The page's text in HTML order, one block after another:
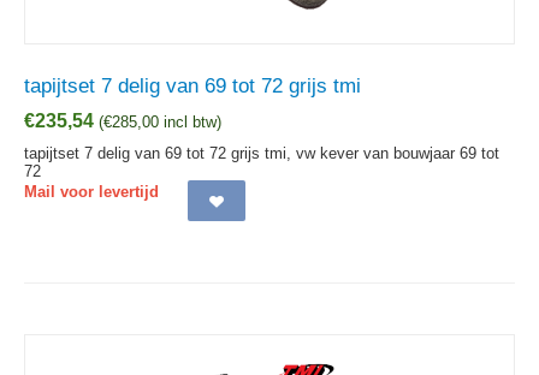
tapijtset 7 delig van 69 tot 72 grijs tmi
€235,54 (€285,00 incl btw)
tapijtset 7 delig van 69 tot 72 grijs tmi, vw kever van bouwjaar 69 tot
72
Mail voor levertijd